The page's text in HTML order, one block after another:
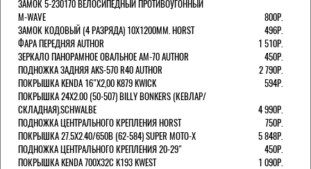
ЗАМОК 5-230170 ВЕЛОСИПЕДНЫЙ ПРОТИВОУГОННЫЙ
M-WAVE
800Р.
ЗАМОК КОДОВЫЙ (4 РАЗРЯДА) 10Х1200ММ. HORST
496Р.
ФАРА ПЕРЕДНЯЯ AUTHOR
1 510Р.
ЗЕРКАЛО ПАНОРАМНОЕ ОВАЛЬНОЕ AM-70 AUTHOR
450Р.
ПОДНОЖКА ЗАДНЯЯ AKS-570 R40 AUTHOR
2 790Р.
ПОКРЫШКА KENDA 16"Х2,00 K879 KWICK
594Р.
ПОКРЫШКА 24X2.00 (50-507) BILLY BONKERS (КЕВЛАР/
СКЛАДНАЯ).SCHWALBE
4 990Р.
ПОДНОЖКА ЦЕНТРАЛЬНОГО КРЕПЛЕНИЯ HORST
750Р.
ПОКРЫШКА 27.5X2.40/650B (62-584) SUPER MOTO-X
5 848Р.
ПОДНОЖКА ЦЕНТРАЛЬНОГО КРЕПЛЕНИЯ 20-29"
450Р.
ПОКРЫШКА KENDA 700Х32С K193 KWEST
1 090Р.